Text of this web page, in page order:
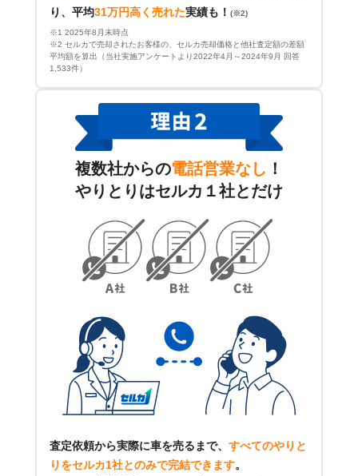
り、平均31万円高く売れた実績も！ (※2)
※1 2025年8月末時点
※2 セルカで売却されたお客様の、セルカ売却価格と他社査定額の差額
平均額を算出（当社実施アンケートより2022年4月～2024年9月 回答
1,533件）
複数社からの電話営業なし ！
やりとりはセルカ１社とだけ
査定依頼から実際に車を売るまで、 すべてのやりと
りをセルカ1社とのみで完結できます。